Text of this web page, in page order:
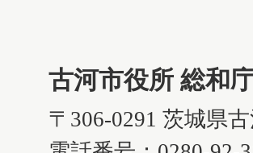
古河市役所 総和
〒306-0291 茨城県